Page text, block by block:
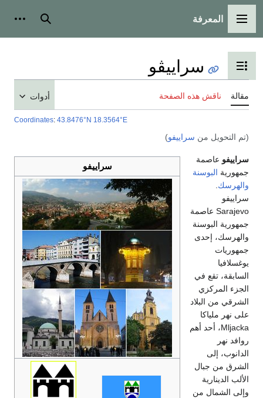
القائمة الرئيسية
المعرفة بحث
تبديل عرض جدول المحتويات
سراييڤو
مقالة ناقش هذه الصفحة أدوات
Coordinates: 43.8476°N 18.3564°E
(تم التحويل من سراييفو)
سراييفو
سراييفو عاصمة
جمهورية البوسنة
والهرسك
سراييفو
Sarajevo عاصمة
جمهورية البوسنة
والهرسك، إحدى
جمهوريات
يوغسلافيا
السابقة، تقع في
الجزء المركزي
الشرقي من البلاد
على نهر ملياكا
Mljacka، أحد أهم
روافد نهر
الدانوب، إلى
الشرق من جبال
الألب الدينارية
وإلى الشمال من